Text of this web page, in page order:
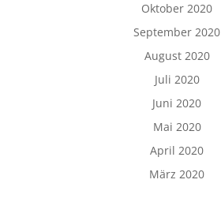
Oktober 2020
September 2020
August 2020
Juli 2020
Juni 2020
Mai 2020
April 2020
März 2020